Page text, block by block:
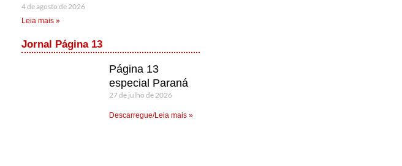
4 de agosto de 2026
Leia mais »
Jornal Página 13
Página 13
especial Paraná
27 de julho de 2026
Descarregue/Leia mais »